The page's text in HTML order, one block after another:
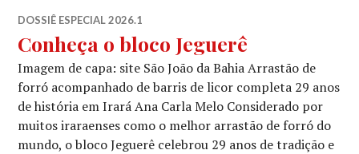
DOSSIÊ ESPECIAL 2026.1
Conheça o bloco Jeguerê
Imagem de capa: site São João da Bahia Arrastão de
forró acompanhado de barris de licor completa 29 anos
de história em Irará Ana Carla Melo Considerado por
muitos iraraenses como o melhor arrastão de forró do
mundo, o bloco Jeguerê celebrou 29 anos de tradição e